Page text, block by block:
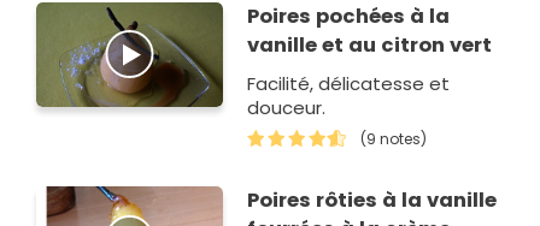
Pu…
Poires pochées à la
vanille et au citron vert
Facilité, délicatesse et
douceur.
(9 notes)
Poires rôties à la vanille